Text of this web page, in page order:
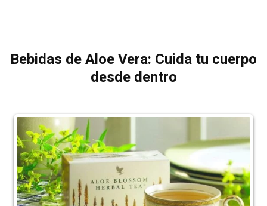
Bebidas de Aloe Vera: Cuida tu cuerpo
desde dentro